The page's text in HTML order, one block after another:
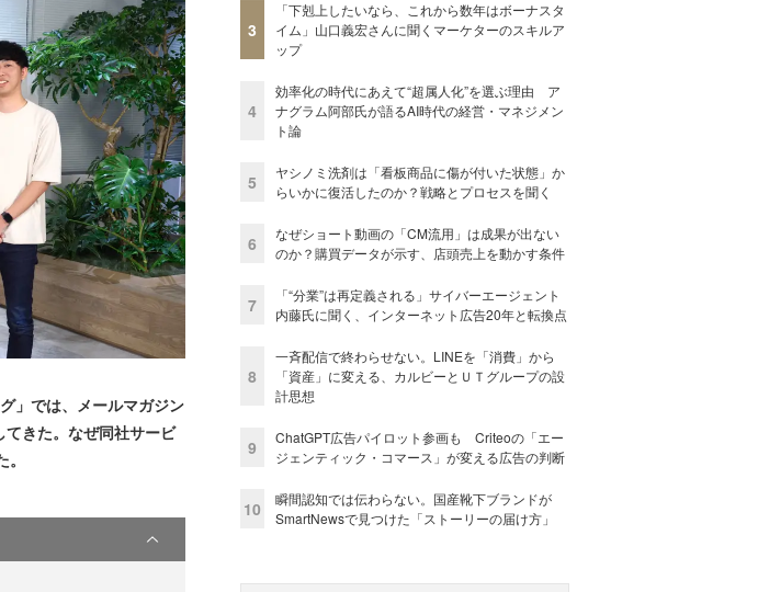
」では、メールマガジン
きた。なぜ同社サービ
3
「下剋上したいなら、これから数年はボーナスタ
イム」山口義宏さんに聞くマーケターのスキルア
ップ
4
効率化の時代にあえて“超属人化”を選ぶ理由 ア
ナグラム阿部氏が語るAI時代の経営・マネジメン
ト論
5
ヤシノミ洗剤は「看板商品に傷が付いた状態」か
らいかに復活したのか？戦略とプロセスを聞く
6
なぜショート動画の「CM流用」は成果が出ない
のか？購買データが示す、店頭売上を動かす条件
7
「“分業”は再定義される」サイバーエージェント
内藤氏に聞く、インターネット広告20年と転換点
8
一斉配信で終わらせない。LINEを「消費」から
「資産」に変える、カルビーとＵＴグループの設
計思想
9
ChatGPT広告パイロット参画も Criteoの「エー
ジェンティック・コマース」が変える広告の判断
10
瞬間認知では伝わらない。国産靴下ブランドが
SmartNewsで見つけた「ストーリーの届け方」